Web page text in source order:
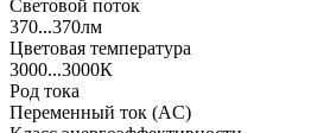
Световой поток
370...370лм
Цветовая температура
3000...3000К
Род тока
Переменный ток (AC)